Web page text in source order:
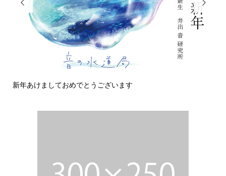

新年あけましておめでとうございます
